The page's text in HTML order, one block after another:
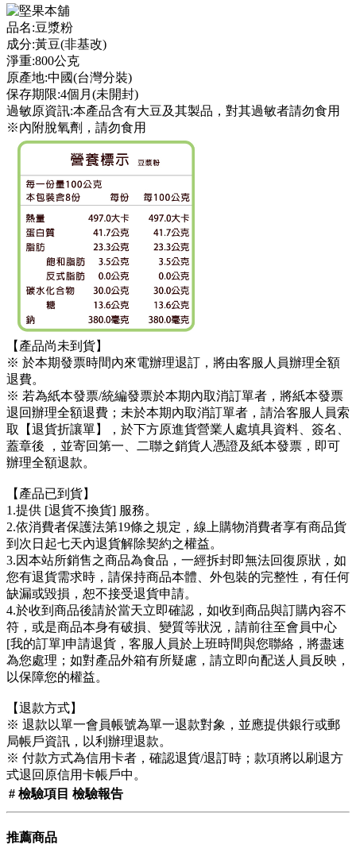
品名:豆漿粉
成分:黃豆(非基改)
淨重:800公克
原產地:中國(台灣分裝)
保存期限:4個月(未開封)
過敏原資訊:本產品含有大豆及其製品，對其過敏者請勿食用
※內附脫氧劑，請勿食用
【產品尚未到貨】
※ 於本期發票時間內來電辦理退訂，將由客服人員辦理全額
退費。
※ 若為紙本發票/統編發票於本期內取消訂單者，將紙本發票
退回辦理全額退費；未於本期內取消訂單者，請洽客服人員索
取【退貨折讓單】，於下方原進貨營業人處填具資料、簽名、
蓋章後 ，並寄回第一、二聯之銷貨人憑證及紙本發票，即可
辦理全額退款。
【產品已到貨】
1.提供 [退貨不換貨] 服務。
2.依消費者保護法第19條之規定，線上購物消費者享有商品貨
到次日起七天內退貨解除契約之權益。
3.因本站所銷售之商品為食品，一經拆封即無法回復原狀，如
您有退貨需求時，請保持商品本體、外包裝的完整性，有任何
缺漏或毀損，恕不接受退貨申請。
4.於收到商品後請於當天立即確認，如收到商品與訂購內容不
符，或是商品本身有破損、變質等狀況，請前往至會員中心
[我的訂單]申請退貨，客服人員於上班時間與您聯絡，將盡速
為您處理；如對產品外箱有所疑慮，請立即向配送人員反映，
以保障您的權益。
【退款方式】
※ 退款以單一會員帳號為單一退款對象，並應提供銀行或郵
局帳戶資訊，以利辦理退款。
※ 付款方式為信用卡者，確認退貨/退訂時；款項將以刷退方
式退回原信用卡帳戶中。
# 檢驗項目 檢驗報告
推薦商品